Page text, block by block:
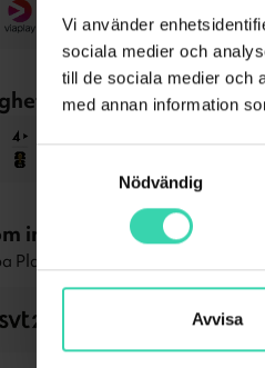
Vi använder
sociala medier och
till de sociala medier och
med annan information
Nödvändig
Avvisa
som ingår
ingår i TV & Streaming
Play